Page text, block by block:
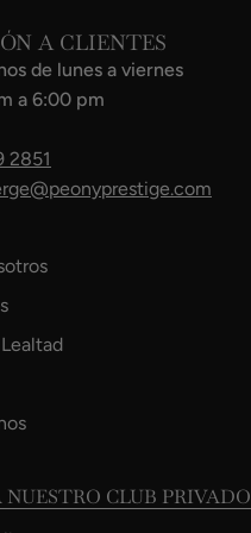
A CLIENTES
de lunes a viernes
a 6:00 pm
2851
NUESTRO CLUB PRIVADO